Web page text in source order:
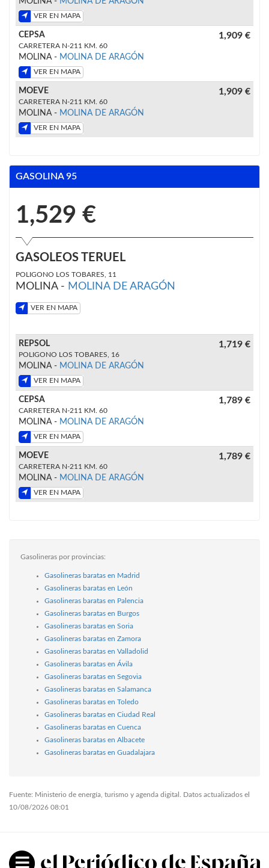
VER EN MAPA
CEPSA
CARRETERA N-211 KM. 60
MOLINA - MOLINA DE ARAGÓN
VER EN MAPA
1,909 €
MOEVE
CARRETERA N-211 KM. 60
MOLINA - MOLINA DE ARAGÓN
VER EN MAPA
1,909 €
GASOLINA 95
1,529 €
GASOLEOS TERUEL
POLIGONO LOS TOBARES, 11
MOLINA - MOLINA DE ARAGÓN
VER EN MAPA
REPSOL
POLIGONO LOS TOBARES, 16
MOLINA - MOLINA DE ARAGÓN
VER EN MAPA
1,719 €
CEPSA
CARRETERA N-211 KM. 60
MOLINA - MOLINA DE ARAGÓN
VER EN MAPA
1,789 €
MOEVE
CARRETERA N-211 KM. 60
MOLINA - MOLINA DE ARAGÓN
VER EN MAPA
1,789 €
Gasolineras por provincias:
Gasolineras baratas en Madrid
Gasolineras baratas en León
Gasolineras baratas en Palencia
Gasolineras baratas en Burgos
Gasolineras baratas en Soria
Gasolineras baratas en Zamora
Gasolineras baratas en Valladolid
Gasolineras baratas en Ávila
Gasolineras baratas en Segovia
Gasolineras baratas en Salamanca
Gasolineras baratas en Toledo
Gasolineras baratas en Ciudad Real
Gasolineras baratas en Cuenca
Gasolineras baratas en Albacete
Gasolineras baratas en Guadalajara
Fuente: Ministerio de energía, turismo y agenda digital. Datos actualizados el
10/08/2026 08:01